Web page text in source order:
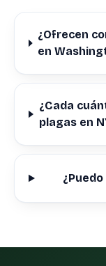
¿Ofrecen
en
¿Cada
plagas en